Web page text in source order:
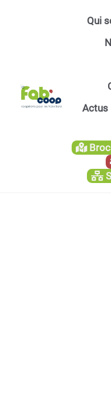
Aller au contenu
Qui
Actus